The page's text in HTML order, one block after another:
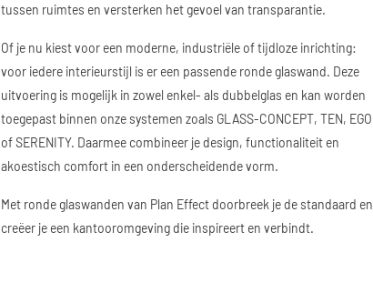
tussen ruimtes en versterken het gevoel van transparantie.
Of je nu kiest voor een moderne, industriële of tijdloze inrichting:
voor iedere interieurstijl is er een passende ronde glaswand. Deze
uitvoering is mogelijk in zowel enkel- als dubbelglas en kan worden
toegepast binnen onze systemen zoals GLASS-CONCEPT, TEN, EGO
of SERENITY. Daarmee combineer je design, functionaliteit en
akoestisch comfort in een onderscheidende vorm.
Met ronde glaswanden van Plan Effect doorbreek je de standaard en
creëer je een kantooromgeving die inspireert en verbindt.